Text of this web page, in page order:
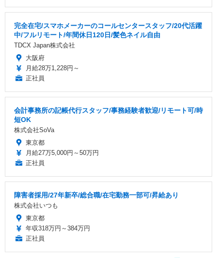
完全在宅/スマホメーカーのコールセンタースタッフ/20代活躍
中/フルリモート/年間休日120日/髪色ネイル自由
TDCX Japan株式会社
大阪府
月給28万1,228円～
正社員
会計事務所の記帳代行スタッフ/事務経験者歓迎/リモート可/時
短OK
株式会社SoVa
東京都
月給27万5,000円～50万円
正社員
障害者採用/27年新卒/総合職/在宅勤務一部可/昇給あり
株式会社いつも
東京都
年収318万円～384万円
正社員